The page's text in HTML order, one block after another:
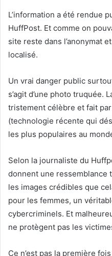
L’information a été rendue
HuffPost. Et comme on
site reste dans l’anonymat
localisé.
Un vrai danger public
s’agit d’une photo truquée.
tristement célèbre et fait
(technologie récente qui
les plus populaires au
Selon la journaliste du
donnent une ressemblance
les images crédibles que
pour les femmes, un
cybercriminels. Et
ne protègent pas les
Ce n’est pas la première